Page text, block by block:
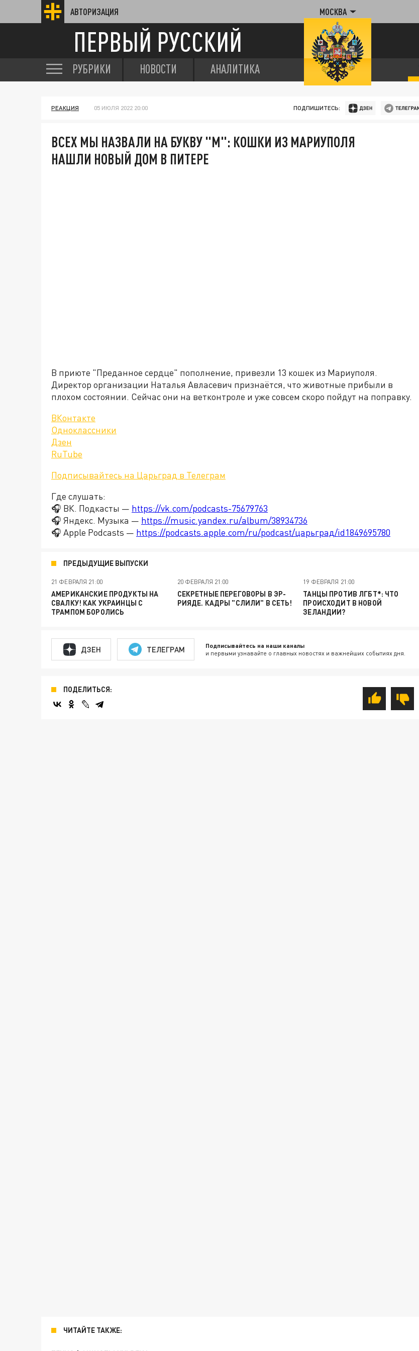
АВТОРИЗАЦИЯ МОСКВА
ПЕРВЫЙ РУССКИЙ
РУБРИКИ НОВОСТИ АНАЛИТИКА
РЕАКЦИЯ 05 ИЮЛЯ 2022 20:00 ПОДПИШИТЕСЬ:
ВСЕХ МЫ НАЗВАЛИ НА БУКВУ "М": КОШКИ ИЗ МАРИУПОЛЯ
НАШЛИ НОВЫЙ ДОМ В ПИТЕРЕ
В приюте "Преданное сердце" пополнение, привезли 13 кошек из Мариуполя.
Директор организации Наталья Авласевич признаётся, что животные прибыли в
плохом состоянии. Сейчас они на ветконтроле и уже совсем скоро пойдут на поправку.
ВКонтакте
Одноклассники
Дзен
RuTube
Подписывайтесь на Царьград в Телеграм
Где слушать:
🎧 ВК. Подкасты — https://vk.com/podcasts-75679763
🎧 Яндекс. Музыка — https://music.yandex.ru/album/38934736
🎧 Apple Podcasts — https://podcasts.apple.com/ru/podcast/царьград/id1849695780
ПРЕДЫДУЩИЕ ВЫПУСКИ
21 ФЕВРАЛЯ 21:00
АМЕРИКАНСКИЕ ПРОДУКТЫ НА
СВАЛКУ! КАК УКРАИНЦЫ С
ТРАМПОМ БОРОЛИСЬ
20 ФЕВРАЛЯ 21:00
СЕКРЕТНЫЕ ПЕРЕГОВОРЫ В ЭР-
РИЯДЕ. КАДРЫ "СЛИЛИ" В СЕТЬ!
19 ФЕВРАЛЯ 21:00
ТАНЦЫ ПРОТИВ ЛГБТ*: ЧТО
ПРОИСХОДИТ В НОВОЙ
ЗЕЛАНДИИ?
ДЗЕН ТЕЛЕГРАМ Подписывайтесь на наши каналы
и первыми узнавайте о главных новостях и важнейших событиях дня.
ПОДЕЛИТЬСЯ:
ЧИТАЙТЕ ТАКЖЕ: